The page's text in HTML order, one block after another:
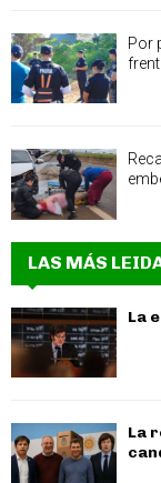
Por
LAS MÁS
La
La